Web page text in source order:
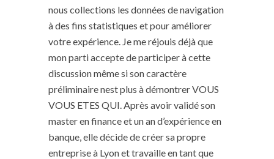
nous collections les données de navigation
à des fins statistiques et pour améliorer
votre expérience. Je me réjouis déjà que
mon parti accepte de participer à cette
discussion même si son caractère
préliminaire nest plus à démontrer VOUS
VOUS ETES QUI. Après avoir validé son
master en finance et un an d’expérience en
banque, elle décide de créer sa propre
entreprise à Lyon et travaille en tant que